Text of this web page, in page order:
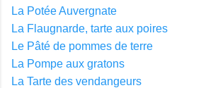
La Potée Auvergnate
La Flaugnarde, tarte aux poires
Le Pâté de pommes de terre
La Pompe aux gratons
La Tarte des vendangeurs